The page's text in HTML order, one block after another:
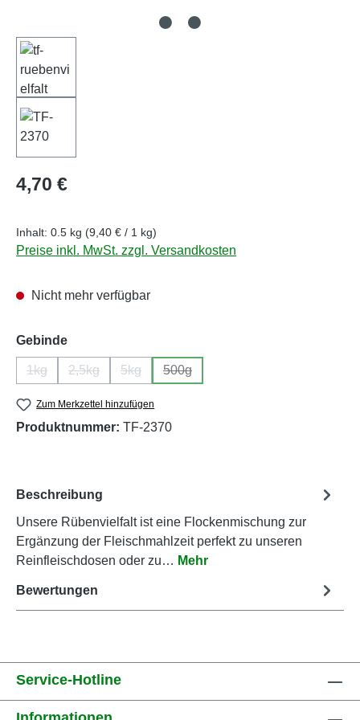
Regulärer Preis:
4,70 €
Inhalt: 0.5 kg (9,40 € / 1 kg)
Preise inkl. MwSt. zzgl. Versandkosten
Nicht mehr verfügbar
Gebindeauswählen
1kg
(Diese Option ist zurzeit nicht verfügbar.)
2,5kg
(Diese Option ist zurzeit nicht verfügbar.)
5kg
(Diese Option ist zurzeit nicht verfügbar.)
500g
(Diese Option ist zurzeit nicht
Zum Merkzettel hinzufügen
Produktnummer: TF-2370
Beschreibung
Unsere Rübenvielfalt ist eine Flockenmischung zur
Ergänzung der Fleischmahlzeit perfekt zu unseren
Reinfleischdosen oder zu… Mehr
Bewertungen
Service-Hotline